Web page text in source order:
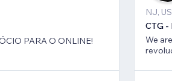
PARA O ONLINE!
NJ, US
CTG -
We